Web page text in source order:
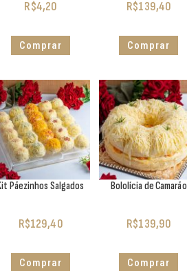
R$4,20
Comprar
R$139,40
Comprar
Pãezinhos Salgados
R$129,40
Comprar
Bololícia de Camarão
R$139,90
Comprar